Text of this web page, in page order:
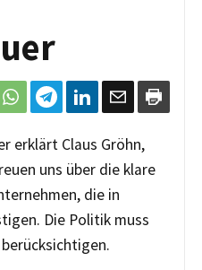
erklärt Claus Gröhn,
uns über die klare
die in
Die Politik muss